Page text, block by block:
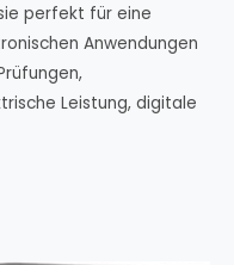
perfekt für eine
Anwendungen
Leistung, digitale